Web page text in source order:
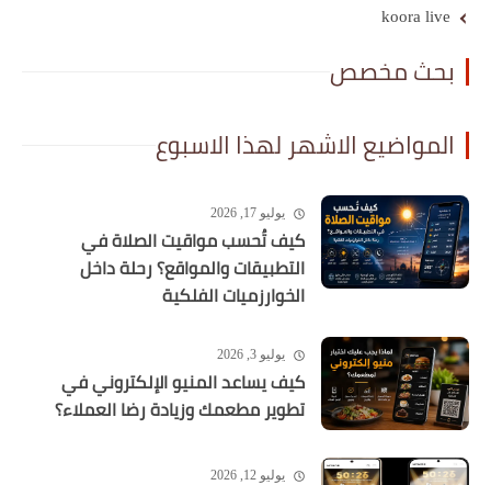
koora live
بحث مخصص
المواضيع الاشهر لهذا الاسبوع
يوليو 17, 2026
كيف تُحسب مواقيت الصلاة في
التطبيقات والمواقع؟ رحلة داخل
الخوارزميات الفلكية
يوليو 3, 2026
كيف يساعد المنيو الإلكتروني في
تطوير مطعمك وزيادة رضا العملاء؟
يوليو 12, 2026